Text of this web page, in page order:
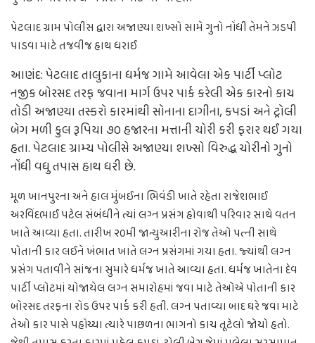
પેટલાદ ગ્રામ પોલીસ દ્વારા અજાણ્યા શખ્સો સામે ગુનો નોંધી તેમને ઝડપી
પાડવા માટે તજવીજ હાથ ધરાઈ
આણંદ: પેટલાદ તાલુકાના ધર્મજ ગામે આવેલા એક પાર્ટી પ્લોટ
નજીક બોરસદ તરફ જવાના માર્ગ ઉપર પાર્ક કરેલી એક કારનો કાચ
તોડી અજાણ્યા તસ્કરો કારમાંથી સોનાના દાગીના, કપડાં અને ટ્રોલી
બેગ મળી કુલ રૂપિયા ૭૦ હજારના મત્તાની ચોરી કરી ફરાર થઈ ગયા
હતા. પેટલાદ ગ્રામ્ય પોલીસે અજાણ્યા શખ્સો વિરુદ્ધ ચોરીનો ગુનો
નોંધી વધુ તપાસ હાથ ધરી છે.
મૂળ ખાનપુરના અને હાલ મુંબઈના ભિવંડી ખાતે રહેતા રાજેશભાઈ
અરવિંદભાઈ પટેલ સંબંધીને ત્યાં લગ્ન પ્રસંગ હોવાથી પરિવાર સાથે વતન
ખાતે આવ્યા હતા. તારીખ ૨૦મી જાન્યુઆરીના રોજ તેઓ પત્ની સાથે
પોતાની કાર લઈને ખંભાત ખાતે લગ્ન પ્રસંગમાં ગયા હતા. જ્યાંથી લગ્ન
પ્રસંગ પતાવીને સાંજના સુમારે ધર્મજ ખાતે આવ્યા હતા. ધર્મજ ખાતેના દેવ
પાર્ટી પ્લોટમાં યોજાયેલ લગ્ન સમારોહમાં જવા માટે તેઓએ પોતાની કાર
બોરસદ તરફના રોડ ઉપર પાર્ક કરી હતી. લગ્ન પતાવ્યા બાદ ઘરે જવા માટે
તેઓ કાર પાસે પહોંચ્યા ત્યારે પાછળના ભાગનો કાચ તૂટેલો જોયો હતો.